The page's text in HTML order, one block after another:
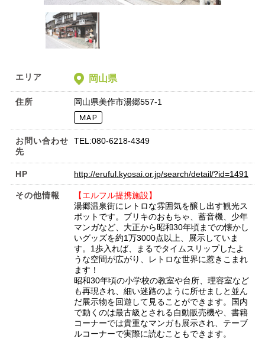
エリア 岡山県
住所 岡山県美作市湯郷557-1
お問い合わせ
先
TEL:080-6218-4349
HP http://eruful.kyosai.or.jp/search/detail/?id=1491
その他情報
【エルフル提携施設】
湯郷温泉街にレトロな雰囲気を醸し出す観光ス
ポットです。ブリキのおもちゃ、蓄音機、少年
マンガなど、大正から昭和30年頃までの懐かし
いグッズを約1万3000点以上、展示していま
す。1歩入れば、まるでタイムスリップしたよ
うな空間が広がり、レトロな世界に惹きこまれ
ます！
昭和30年頃の小学校の教室や台所、理容室など
も再現され、細い迷路のように所せましと並ん
だ展示物を回遊して見ることができます。国内
で動くのは最古級とされる自動販売機や、書籍
コーナーでは貴重なマンガも展示され、テーブ
ルコーナーで実際に読むこともできます。